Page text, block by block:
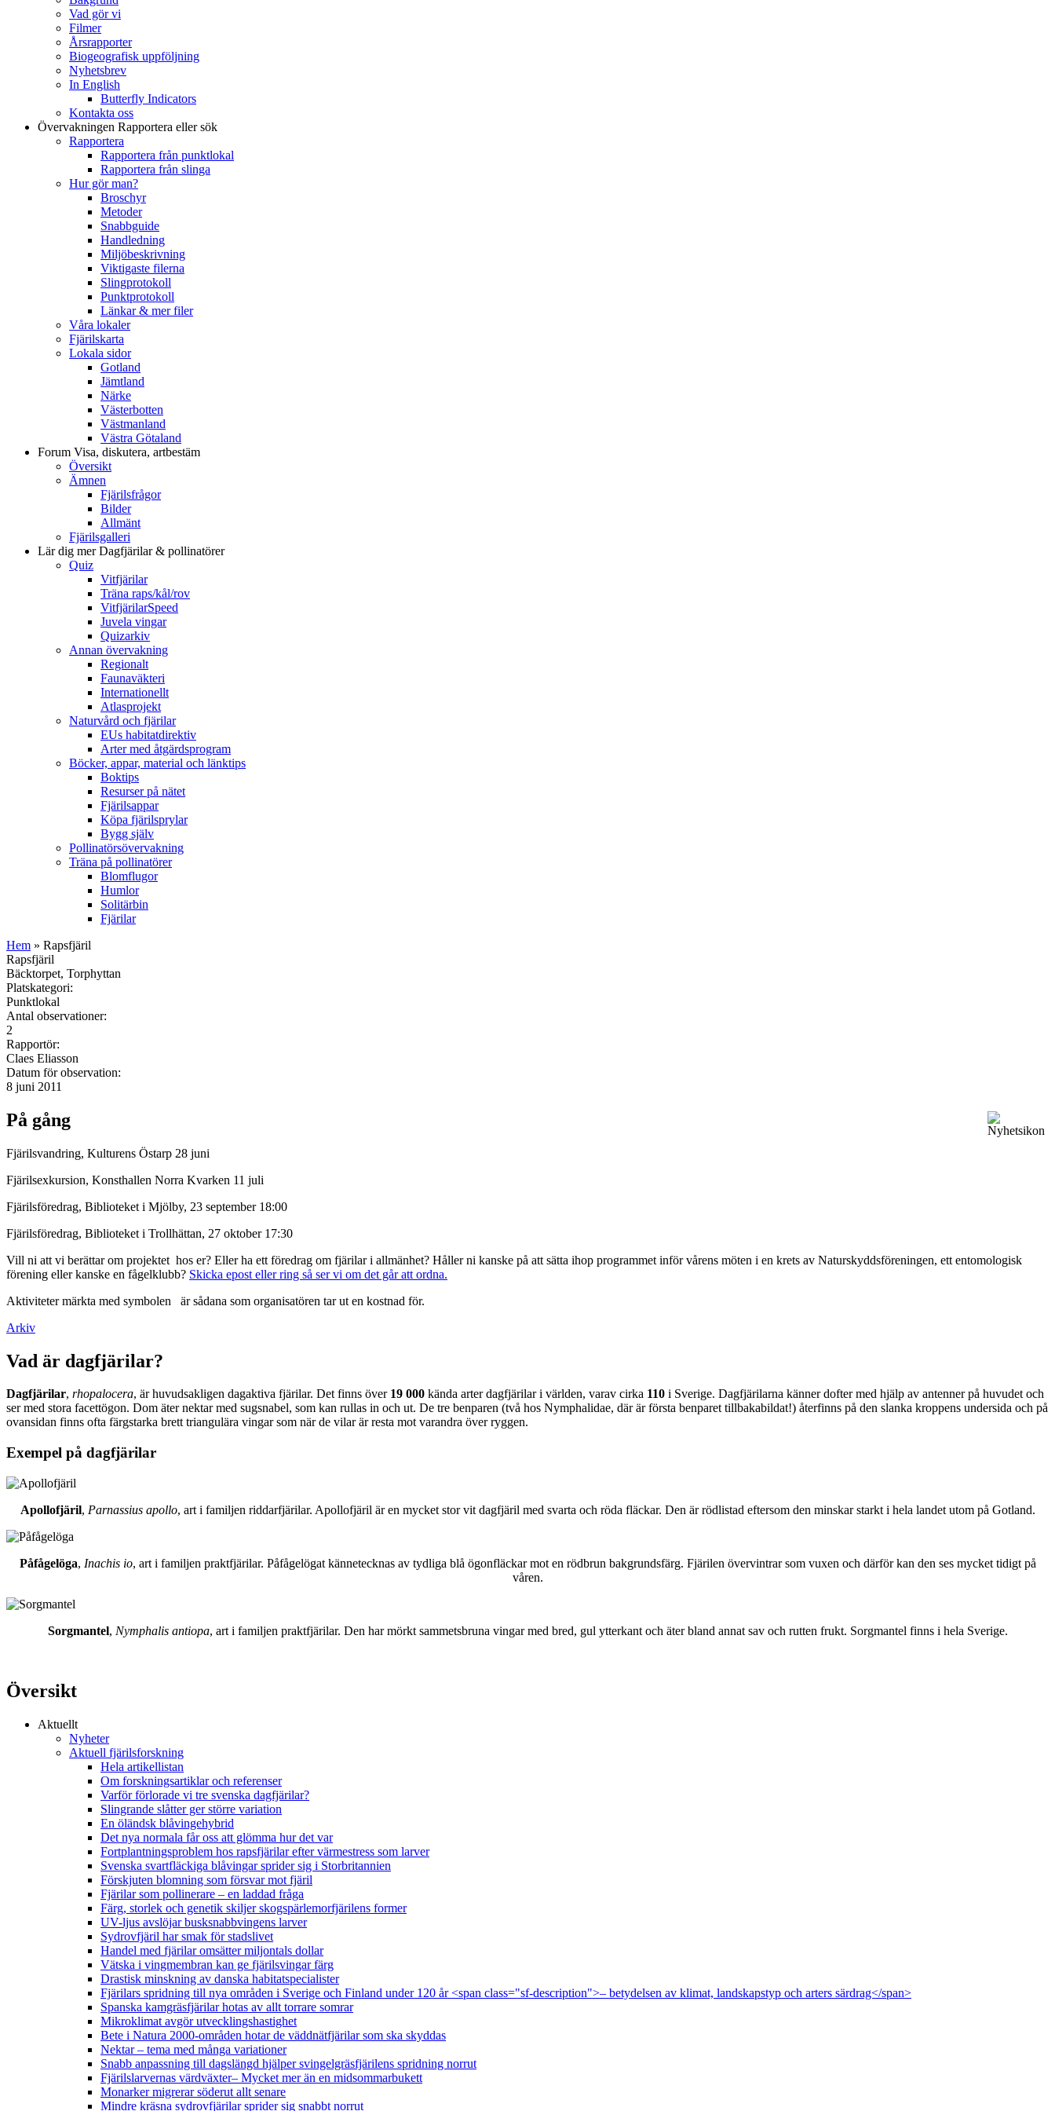
Vad gör vi
Filmer
Årsrapporter
Biogeografisk uppföljning
Nyhetsbrev
In English
Butterfly Indicators
Kontakta oss
Övervakningen Rapportera eller sök
Rapportera
Rapportera från punktlokal
Rapportera från slinga
Hur gör man?
Broschyr
Metoder
Snabbguide
Handledning
Miljöbeskrivning
Viktigaste filerna
Slingprotokoll
Punktprotokoll
Länkar & mer filer
Våra lokaler
Fjärilskarta
Lokala sidor
Gotland
Jämtland
Närke
Västerbotten
Västmanland
Västra Götaland
Forum Visa, diskutera, artbestäm
Översikt
Ämnen
Fjärilsfrågor
Bilder
Allmänt
Fjärilsgalleri
Lär dig merDagfjärilar & pollinatörer
Quiz
Vitfjärilar
Träna raps/kål/rov
VitfjärilarSpeed
Juvela vingar
Quizarkiv
Annan övervakning
Regionalt
Faunaväkteri
Internationellt
Atlasprojekt
Naturvård och fjärilar
EUs habitatdirektiv
Arter med åtgärdsprogram
Böcker, appar, material och länktips
Boktips
Resurser på nätet
Fjärilsappar
Köpa fjärilsprylar
Bygg själv
Pollinatörsövervakning
Träna på pollinatörer
Blomflugor
Humlor
Solitärbin
Fjärilar
Hem » Rapsfjäril
Rapsfjäril
Bäcktorpet, Torphyttan
Platskategori:
Punktlokal
Antal observationer:
2
Rapportör:
Claes Eliasson
Datum för observation:
8 juni 2011
På gång
Fjärilsvandring, Kulturens Östarp 28 juni
Fjärilsexkursion, Konsthallen Norra Kvarken 11 juli
Fjärilsföredrag, Biblioteket i Mjölby, 23 september 18:00
Fjärilsföredrag, Biblioteket i Trollhättan, 27 oktober 17:30
Vill ni att vi berättar om projektet hos er? Eller ha ett föredrag om fjärilar i allmänhet? Håller ni kanske på att sätta ihop programmet inför vårens möten i en krets av Naturskyddsföreningen, ett entomologisk
förening eller kanske en fågelklubb? Skicka epost eller ring så ser vi om det går att ordna.
Aktiviteter märkta med symbolen
är sådana som organisatören tar ut en kostnad för.
Arkiv
Vad är dagfjärilar?
Dagfjärilar, rhopalocera, är huvudsakligen dagaktiva fjärilar. Det finns över 19 000 kända arter dagfjärilar i världen, varav cirka 110 i Sverige. Dagfjärilarna känner dofter med hjälp av antenner på huvudet och
ser med stora facettögon. Dom äter nektar med sugsnabel, som kan rullas in och ut. De tre benparen (två hos Nymphalidae, där är första benparet tillbakabildat!) återfinns på den slanka kroppens undersida och på
ovansidan finns ofta färgstarka brett triangulära vingar som när de vilar är resta mot varandra över ryggen.
Exempel på dagfjärilar
Apollofjäril, Parnassius apollo, art i familjen riddarfjärilar. Apollofjäril är en mycket stor vit dagfjäril med svarta och röda fläckar. Den är rödlistad eftersom den minskar starkt i hela landet utom på Gotland.
Påfågelöga, Inachis io, art i familjen praktfjärilar. Påfågelögat kännetecknas av tydliga blå ögonfläckar mot en rödbrun bakgrundsfärg. Fjärilen övervintrar som vuxen och därför kan den ses mycket tidigt på
våren.
Sorgmantel, Nymphalis antiopa, art i familjen praktfjärilar. Den har mörkt sammetsbruna vingar med bred, gul ytterkant och äter bland annat sav och rutten frukt. Sorgmantel finns i hela Sverige.
Översikt
Aktuellt
Nyheter
Aktuell fjärilsforskning
Hela artikellistan
Om forskningsartiklar och referenser
Varför förlorade vi tre svenska dagfjärilar?
Slingrande slåtter ger större variation
En öländsk blåvingehybrid
Det nya normala får oss att glömma hur det var
Fortplantningsproblem hos rapsfjärilar efter värmestress som larver
Svenska svartfläckiga blåvingar sprider sig i Storbritannien
Förskjuten blomning som försvar mot fjäril
Fjärilar som pollinerare – en laddad fråga
Färg, storlek och genetik skiljer skogspärlemorfjärilens former
UV-ljus avslöjar busksnabbvingens larver
Sydrovfjäril har smak för stadslivet
Handel med fjärilar omsätter miljontals dollar
Vätska i vingmembran kan ge fjärilsvingar färg
Drastisk minskning av danska habitatspecialister
Fjärilars spridning till nya områden i Sverige och Finland under 120 år <span class="sf-description">– betydelsen av klimat, landskapstyp och arters särdrag</span>
Spanska kamgräsfjärilar hotas av allt torrare somrar
Mikroklimat avgör utvecklingshastighet
Bete i Natura 2000-områden hotar de väddnätfjärilar som ska skyddas
Nektar – tema med många variationer
Snabb anpassning till dagslängd hjälper svingelgräsfjärilens spridning norrut
Fjärilslarvernas värdväxter– Mycket mer än en midsommarbukett
Monarker migrerar söderut allt senare
Mindre kräsna sydrovfjärilar sprider sig snabbt norrut